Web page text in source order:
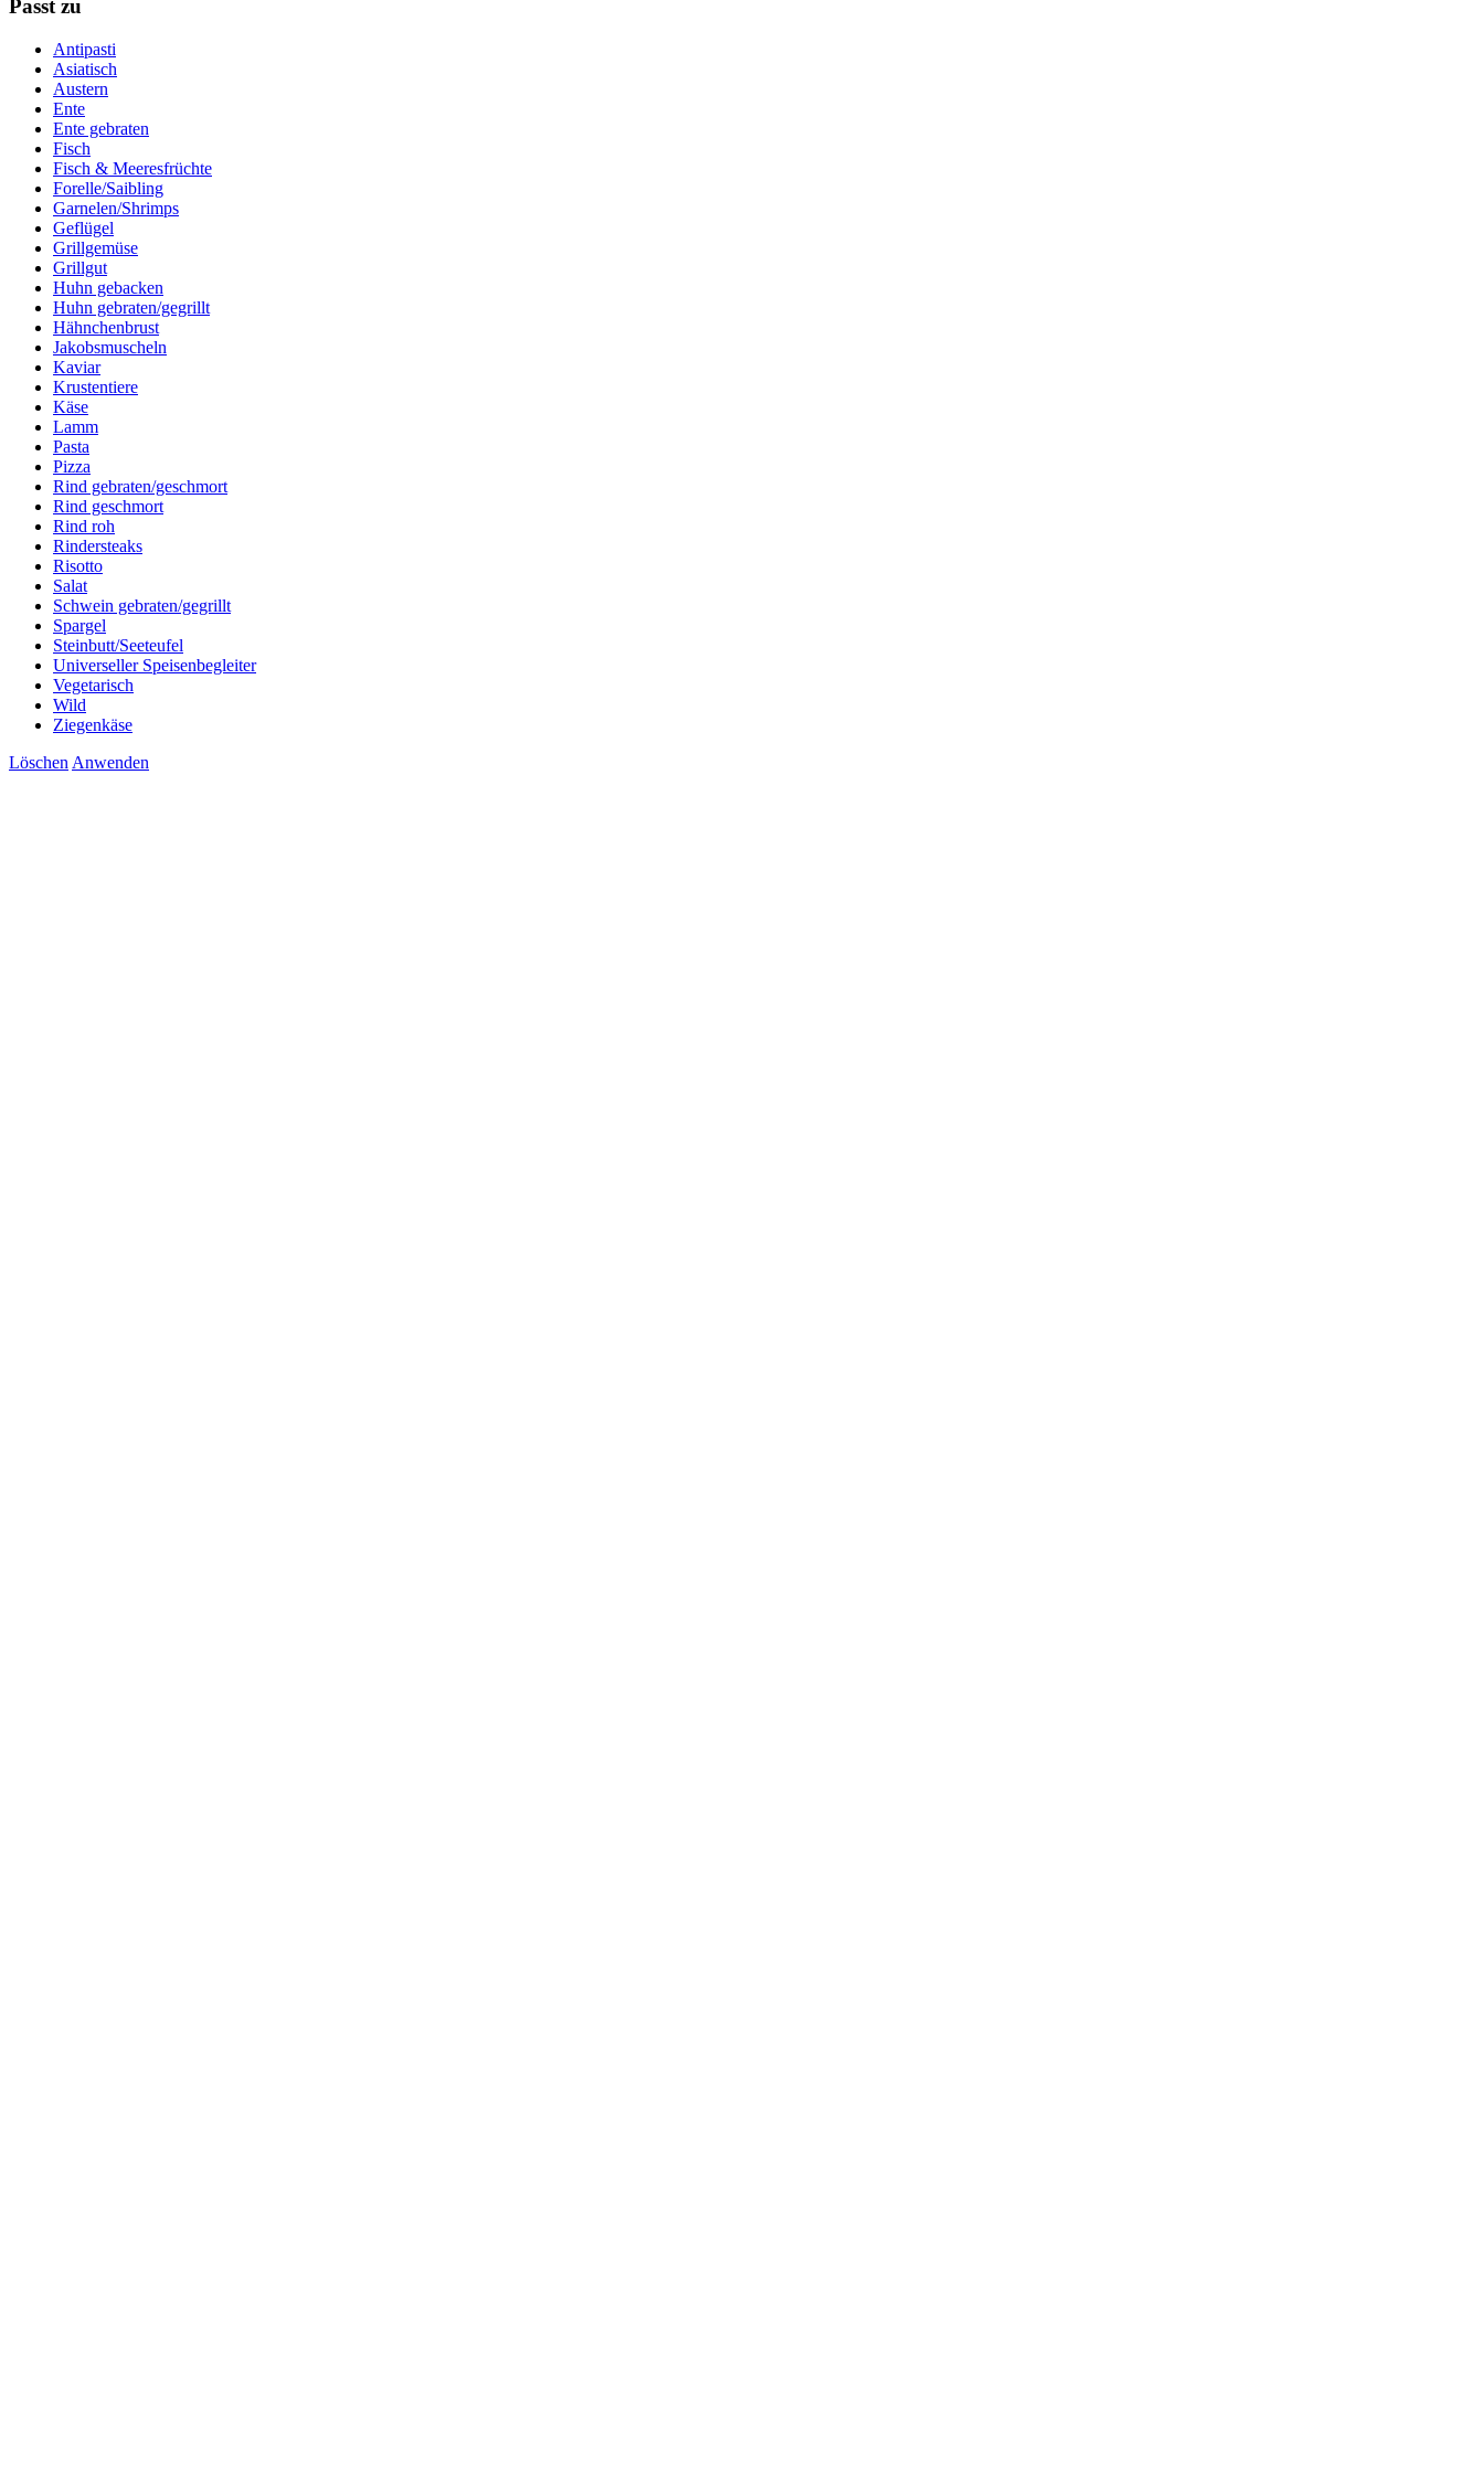
Passt zu
Antipasti
Asiatisch
Austern
Ente
Ente gebraten
Fisch
Fisch & Meeresfrüchte
Forelle/Saibling
Garnelen/Shrimps
Geflügel
Grillgemüse
Grillgut
Huhn gebacken
Huhn gebraten/gegrillt
Hähnchenbrust
Jakobsmuscheln
Kaviar
Krustentiere
Käse
Lamm
Pasta
Pizza
Rind gebraten/geschmort
Rind geschmort
Rind roh
Rindersteaks
Risotto
Salat
Schwein gebraten/gegrillt
Spargel
Steinbutt/Seeteufel
Universeller Speisenbegleiter
Vegetarisch
Wild
Ziegenkäse
Löschen Anwenden